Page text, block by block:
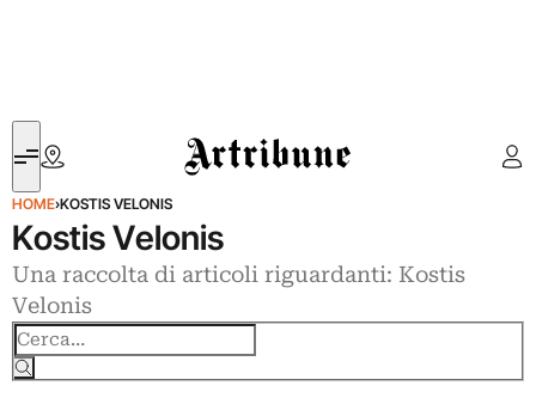
Artribune
HOME›KOSTIS VELONIS
Kostis Velonis
Una raccolta di articoli riguardanti: Kostis
Velonis